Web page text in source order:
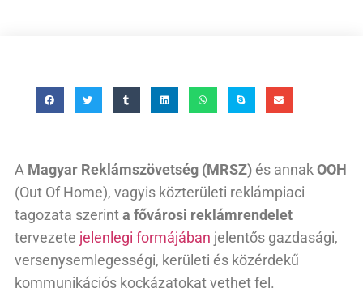
A Magyar Reklámszövetség (MRSZ) és annakOOH
(Out Of Home), vagyis közterületi reklámpiaci
tagozata szerinta fővárosi reklámrendelet
tervezete jelenlegi formájában jelentős gazdasági,
versenysemlegességi, kerületi és közérdekű
kommunikációs kockázatokat vethet fel.